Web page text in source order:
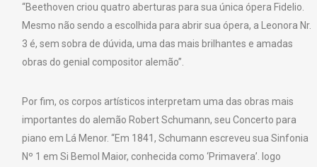
“Beethoven criou quatro aberturas para sua única ópera Fidelio.
Mesmo não sendo a escolhida para abrir sua ópera, a Leonora Nr.
3 é, sem sobra de dúvida, uma das mais brilhantes e amadas
obras do genial compositor alemão”.
Por fim, os corpos artísticos interpretam uma das obras mais
importantes do alemão Robert Schumann, seu Concerto para
piano em Lá Menor. “Em 1841, Schumann escreveu sua Sinfonia
Nº 1 em Si Bemol Maior, conhecida como ‘Primavera’. logo